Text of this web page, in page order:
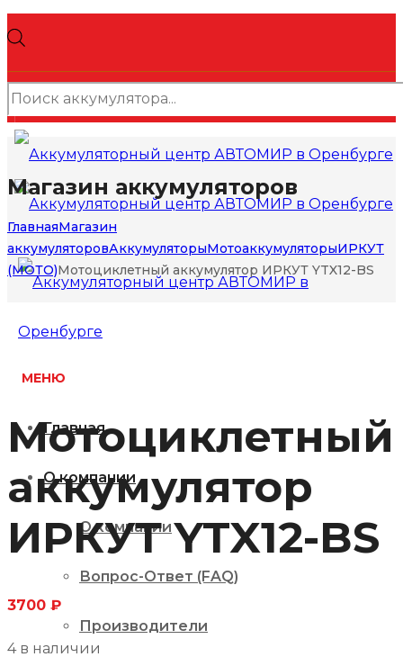
Поиск
товаров
МЕНЮ
Главная
О компании
О компании
Вопрос-Ответ (FAQ)
Производители
Магазин аккумуляторов
ГлавнаяМагазин
аккумуляторовАккумуляторыМотоаккумуляторыИРКУТ
(МОТО)Мотоциклетный аккумулятор ИРКУТ YTX12-BS
Мотоциклетный
аккумулятор
ИРКУТ YTX12-BS
3700 ₽
4 в наличии